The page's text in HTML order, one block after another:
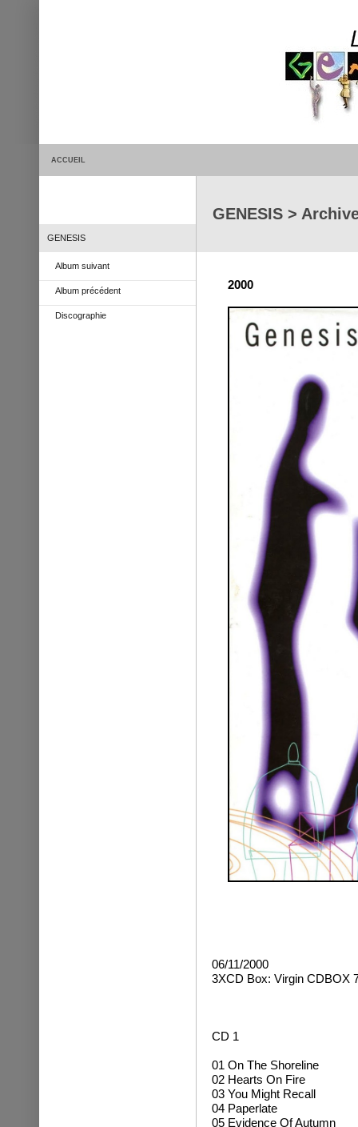
ACCUEIL
GENESIS
Album suivant
Album précédent
Discographie
GENESIS >
2000
06/11/2000
3XCD Box: Virgin CDBOX
CD 1
01 On The Shoreline
02 Hearts On Fire
03 You Might Recall
04 Paperlate
05 Evidence Of Autumn